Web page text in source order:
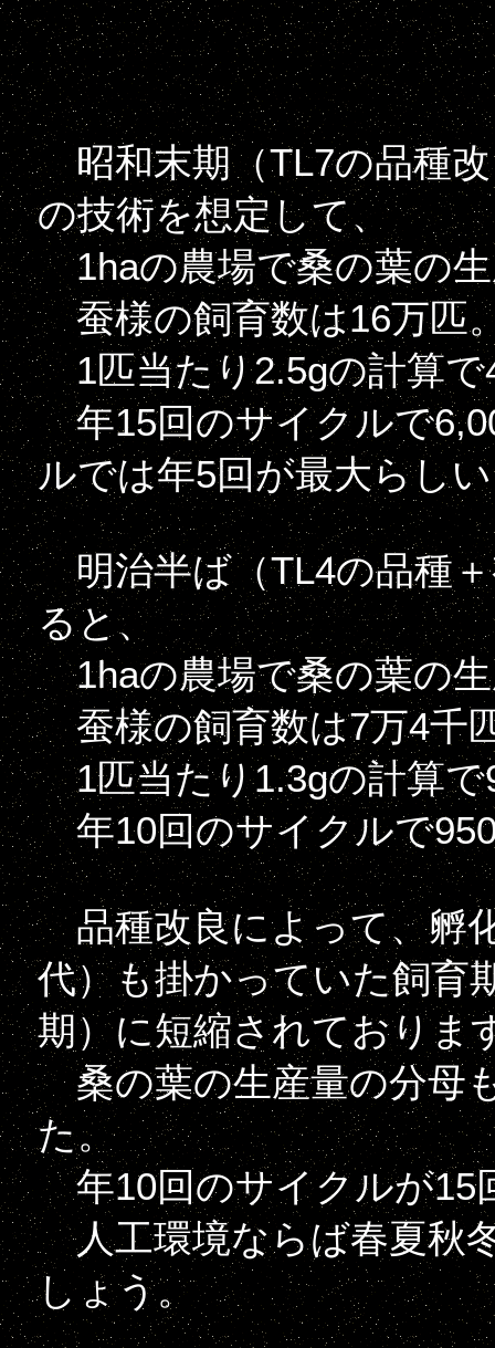
昭和末期（TL7の品種改
の技術を想定して、
1haの農場で桑の葉の生
蚕様の飼育数は16万匹
1匹当たり2.5gの計算で
年15回のサイクルで
ルでは年5回が最大らし
明治半ば（TL4の品種＋
ると、
1haの農場で桑の葉の生
蚕様の飼育数は7万4千
1匹当たり1.3gの計算で
年10回のサイクルで
品種改良によって、孵
代）も掛かっていた飼育
期）に短縮されておりま
桑の葉の生産量の分母
た。
年10回のサイクルが15
人工環境ならば春夏秋
しょう。